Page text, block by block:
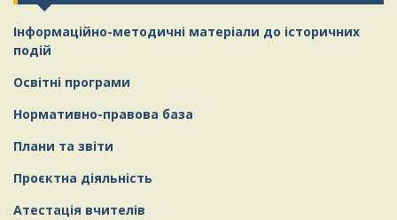
Інформаційно-методичні матеріали до історичних
подій
Освітні програми
Нормативно-правова база
Плани та звіти
Проєктна діяльність
Атестація вчителів